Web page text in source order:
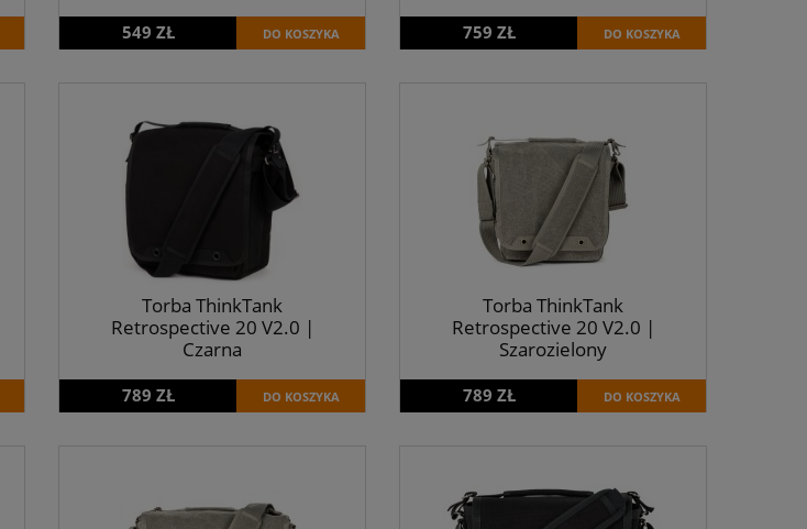
549 ZŁ DO KOSZYKA 759 ZŁ DO KOSZYKA
Torba ThinkTank
Retrospective 20 V2.0 |
Czarna
789 ZŁ DO KOSZYKA
Torba ThinkTank
Retrospective 20 V2.0 |
Szarozielony
789 ZŁ DO KOSZYKA